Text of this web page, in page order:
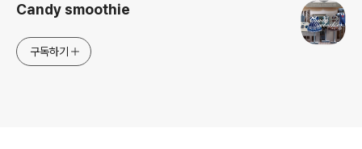
Candy smoothie
구독하기